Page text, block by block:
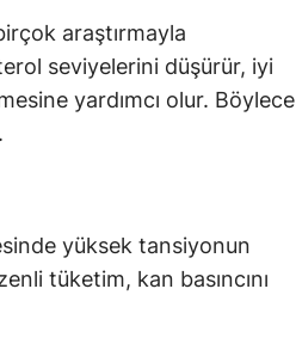
araştırmayla
seviyelerini düşürür, iyi
yardımcı olur. Böylece
yüksek tansiyonun
tüketim, kan basıncını